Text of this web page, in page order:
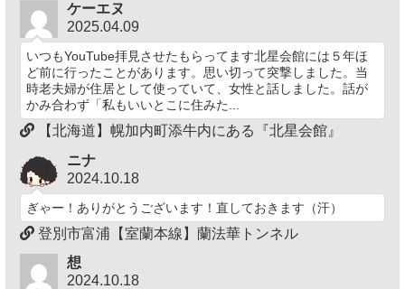
ケーエヌ
2025.04.09
いつもYouTube拝見させたもらってます北星会館には５年ほ
ど前に行ったことがあります。思い切って突撃しました。当
時老夫婦が住居として使っていて、女性と話しました。話が
かみ合わず「私もいいとこに住みた...
【北海道】幌加内町添牛内にある『北星会館』
ニナ
2024.10.18
ぎゃー！ありがとうございます！直しておきます（汗）
登別市富浦【室蘭本線】蘭法華トンネル
想
2024.10.18